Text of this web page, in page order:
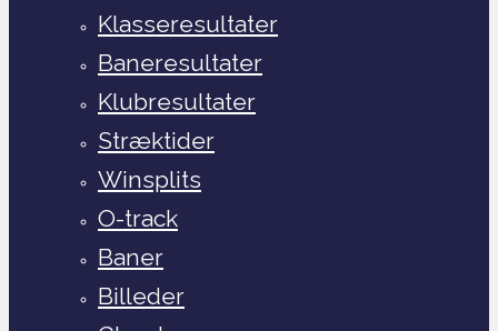
Klasseresultater
Baneresultater
Klubresultater
Stræktider
Winsplits
O-track
Baner
Billeder